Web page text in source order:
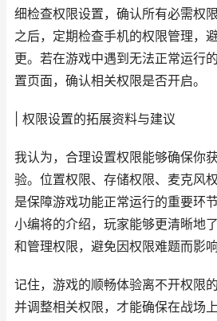
细检查权限设置，确认所有必需权
之后，定期检查手机的权限管理，
更。若在游戏中遇到无法正常运行
置页面，确认相关权限是否开启。
| 权限设置的拓展资料与建议
我认为，合理设置权限能够确保你
验。位置权限、存储权限、麦克风
是保障游戏功能正常运行的重要环
小编将的介绍，玩家能够更清晰地
和管理权限，避免因权限难题而影响
记住，游戏的顺畅体验离不开权限
并调整相关权限，才能确保在战场